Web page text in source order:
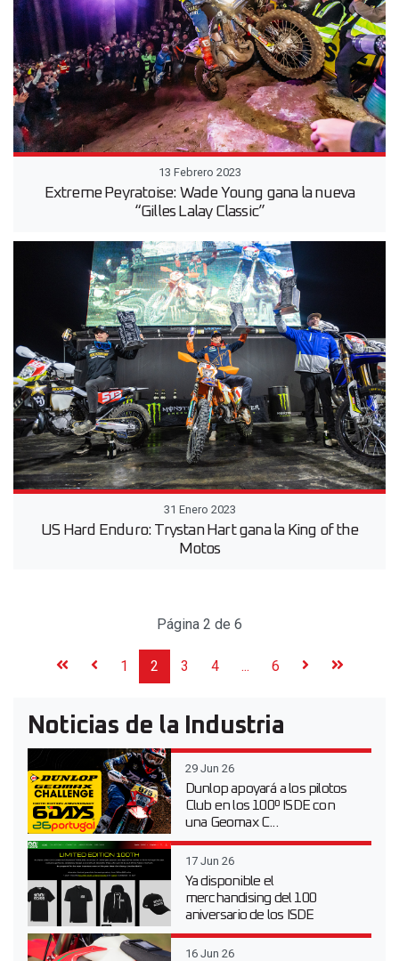
13 Febrero 2023
Extreme Peyratoise: Wade Young gana la nueva
“Gilles Lalay Classic”
31 Enero 2023
US Hard Enduro: Trystan Hart gana la King of the
Motos
Página 2 de 6
1 2 3 4 ... 6
Noticias de la Industria
29 Jun 26
Dunlop apoyará a los pilotos
Club en los 100º ISDE con
una Geomax C...
17 Jun 26
Ya disponible el
merchandising del 100
aniversario de los ISDE
16 Jun 26